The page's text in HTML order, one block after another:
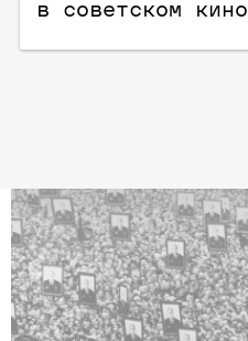
в советском кино